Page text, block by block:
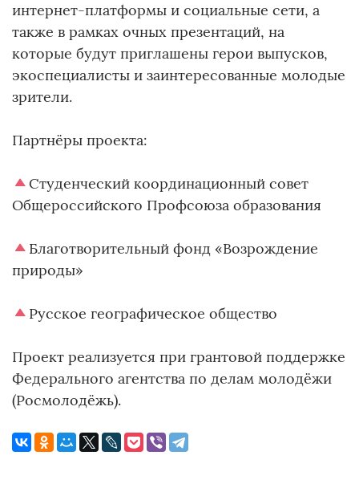
интернет-платформы и социальные сети, а
также в рамках очных презентаций, на
которые будут приглашены герои выпусков,
экоспециалисты и заинтересованные молодые
зрители.
Партнёры проекта:
Студенческий координационный совет
Общероссийского Профсоюза образования
Благотворительный фонд «Возрождение
природы»
Русское географическое общество
Проект реализуется при грантовой поддержке
Федерального агентства по делам молодёжи
(Росмолодёжь).